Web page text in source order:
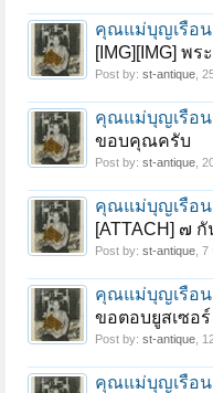
คุณแม่บุญเรือน
[IMG][IMG] พ
Post by: st-antique
คุณแม่บุญเรือน
ขอบคุณครับ
Post by: st-antique
คุณแม่บุญเรือน
[ATTACH] ๗
Post by: st-antique 7
คุณแม่บุญเรือน
ขอตอบยูสเซอ
Post by: st-antique
คุณแม่บุญเรือน